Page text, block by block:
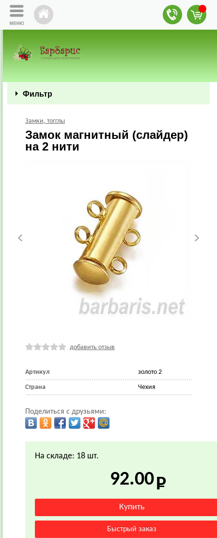
Фильтр
Замки, тогглы
Замок магнитный (слайдер)
на 2 нити
добавить отзыв
Артикул золото 2
Страна Чехия
Поделиться с друзьями:
На складе: 18 шт.
92.00